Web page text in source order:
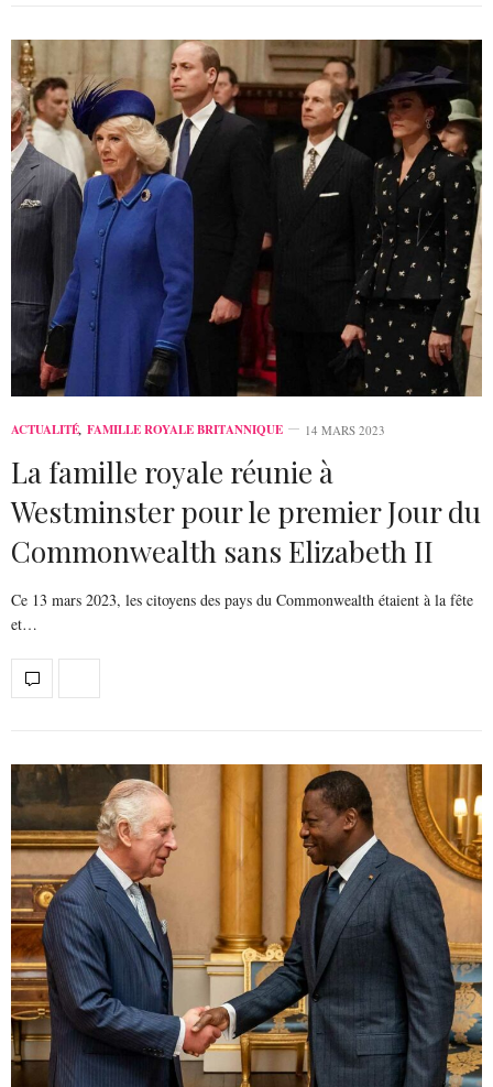
ACTUALITÉ, FAMILLE ROYALE BRITANNIQUE 14 MARS 2023
La famille royale réunie à
Westminster pour le premier Jour du
Commonwealth sans Elizabeth II
Ce 13 mars 2023, les citoyens des pays du Commonwealth étaient à la fête
et…